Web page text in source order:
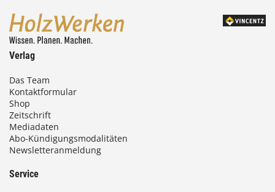
Verlag
Das Team
Kontaktformular
Shop
Zeitschrift
Mediadaten
Abo-Kündigungsmodalitäten
Newsletteranmeldung
Service